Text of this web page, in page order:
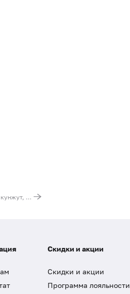
Аллерген f10 - кунжут, IgE
Скидки и акции
Скидки и акции
Программа лояльности